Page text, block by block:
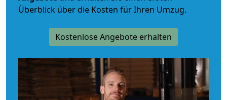
Überblick über die Kosten für Ihren Umzug.
Kostenlose Angebote erhalten